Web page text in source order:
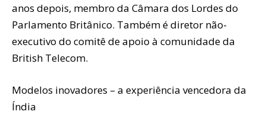
anos depois, membro da Câmara dos Lordes do
Parlamento Britânico. Também é diretor não-
executivo do comitê de apoio à comunidade da
British Telecom.
Modelos inovadores – a experiência vencedora da
Índia